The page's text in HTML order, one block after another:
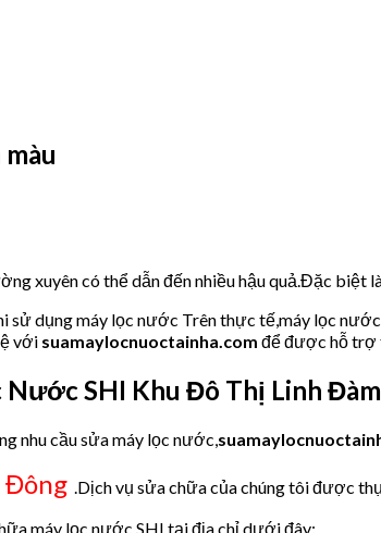
xuyên có thể dẫn đến nhiều hậu quả.Đặc
sử dụng máy lọc nước Trên thực tế,máy lọc
với suamaylocnuoctainha.com để được hỗ trợ
Nước SHI Khu Đô Thị Linh
nhu cầu sửa máy lọc nước,
Đông .Dịch vụ sửa chữa của chúng tôi được
máy lọc nước SHI tại địa chỉ dưới đây: